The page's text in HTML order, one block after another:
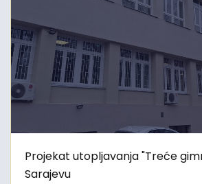
Projekat utopljavanja "Treće
Sarajevu